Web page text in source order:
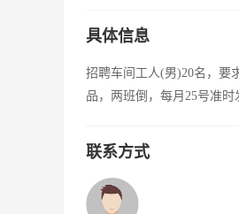
具体信息
招聘车间工人(男)20名，要
品，两班倒，每月25号准
联系方式